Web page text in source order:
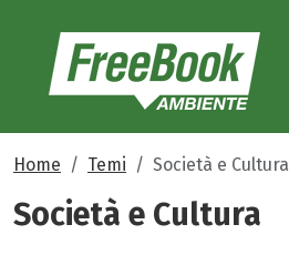
Home Temi Società e Cultura
Società e Cultura